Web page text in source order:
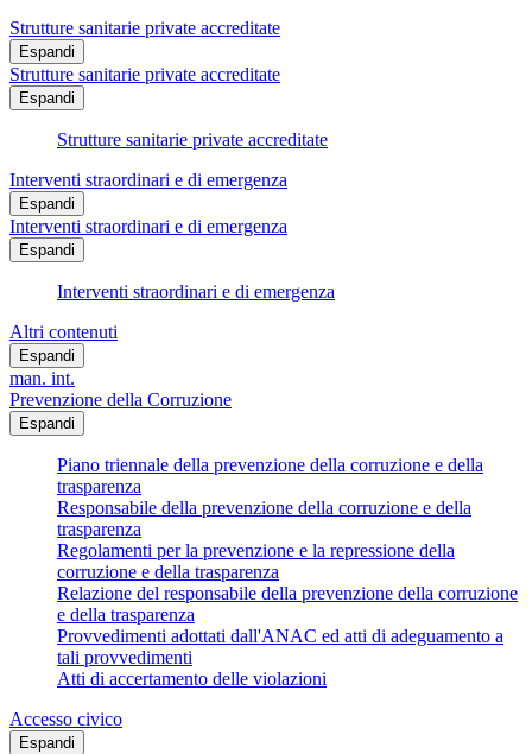
Strutture sanitarie private accreditate
Espandi
Strutture sanitarie private accreditate
Espandi
Strutture sanitarie private accreditate
Interventi straordinari e di emergenza
Espandi
Interventi straordinari e di emergenza
Espandi
Interventi straordinari e di emergenza
Altri contenuti
Espandi
man. int.
Prevenzione della Corruzione
Espandi
Piano triennale della prevenzione della corruzione e della
trasparenza
Responsabile della prevenzione della corruzione e della
trasparenza
Regolamenti per la prevenzione e la repressione della
corruzione e della trasparenza
Relazione del responsabile della prevenzione della corruzione
e della trasparenza
Provvedimenti adottati dall'ANAC ed atti di adeguamento a
tali provvedimenti
Atti di accertamento delle violazioni
Accesso civico
Espandi